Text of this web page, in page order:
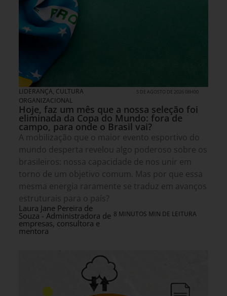
LIDERANÇA, CULTURA
ORGANIZACIONAL
5 DE AGOSTO DE 2026 08H00
Hoje, faz um mês que a nossa seleção foi
eliminada da Copa do Mundo: fora de
campo, para onde o Brasil vai?
A mobilização que o maior evento esportivo do
mundo desperta revelou algo poderoso sobre os
brasileiros: nossa capacidade de nos unir em
torno de um objetivo comum. Mas por que essa
mesma energia raramente se traduz em avanços
estruturais para o país?
Laura Jane Pereira de
Souza - Administradora de
empresas, consultora e
mentora
8 MINUTOS MIN DE LEITURA